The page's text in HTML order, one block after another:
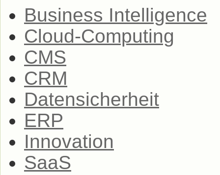
Business Intelligence
Cloud-Computing
CMS
CRM
Datensicherheit
ERP
Innovation
SaaS